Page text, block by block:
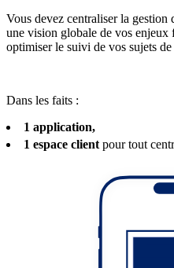
Vous devez centraliser la gestion
une vision globale de vos enjeux
optimiser le suivi de vos sujets
Dans les faits :
1 application,
1 espace client pour tout